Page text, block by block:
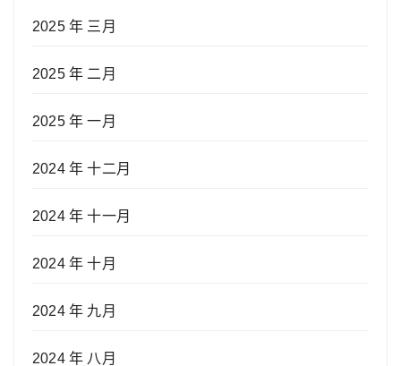
2025 年 三月
2025 年 二月
2025 年 一月
2024 年 十二月
2024 年 十一月
2024 年 十月
2024 年 九月
2024 年 八月